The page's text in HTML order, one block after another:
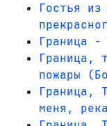
Гостья
Граница
Граница,
пожары
Граница,
меня, река